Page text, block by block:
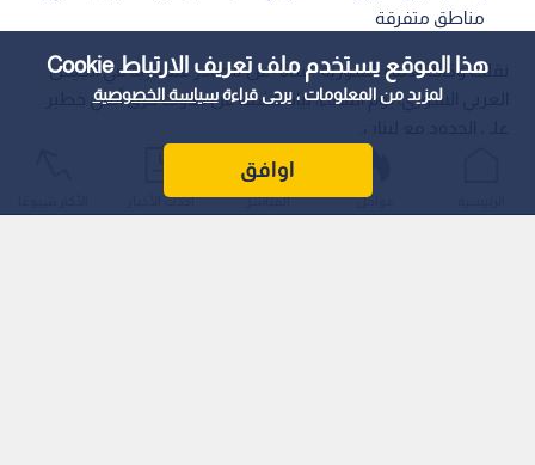
هذا الموقع يستخدم ملف تعريف الارتباط Cookie
لمزيد من المعلومات ، يرجى قراءةسياسة الخصوصية
اوافق
مناطق متفرقة
نقلت وكالة الأنباء السورية "سانا" عن مصادر عسكرية في الجيش
العربي السوري، يوم الثلاثاء، بيانا كشف عن حدوث خرق أمني خطير
عواجل المباشر أحدث الأخبار